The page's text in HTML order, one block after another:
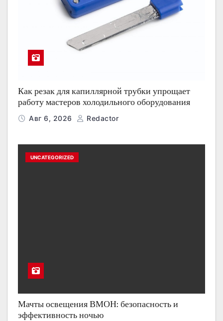
Как резак для капиллярной трубки упрощает
работу мастеров холодильного оборудования
Авг 6, 2026 Redactor
UNCATEGORIZED
Мачты освещения ВМОН: безопасность и
эффективность ночью